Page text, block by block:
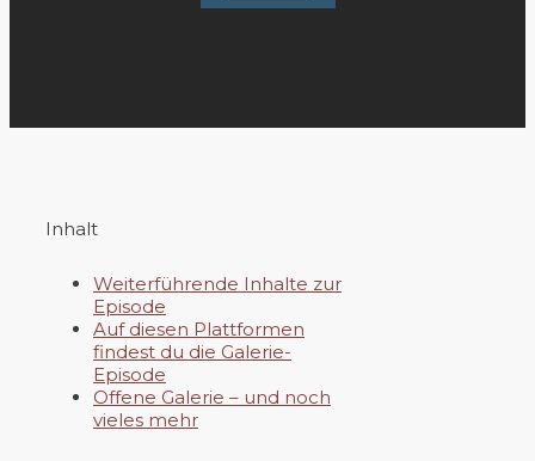
Inhalt
Weiterführende Inhalte zur
Episode
Auf diesen Plattformen
findest du die Galerie-
Episode
Offene Galerie – und noch
vieles mehr